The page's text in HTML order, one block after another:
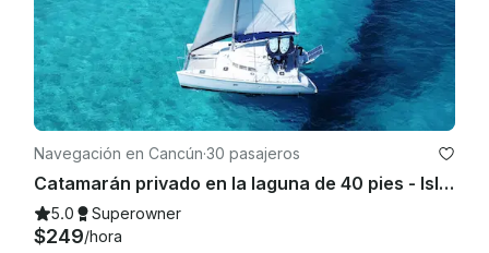
Navegación en Cancún·30 pasajeros
Catamarán privado en la laguna de 40 pies - Isla Mujeres | Bar abierto, esnórquel y almuerzo
5.0 Superowner
$249/hora